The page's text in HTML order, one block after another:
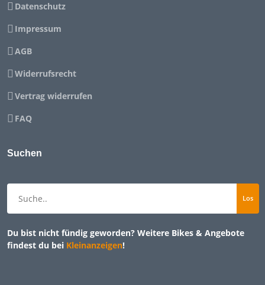
Datenschutz
Impressum
AGB
Widerrufsrecht
Vertrag widerrufen
FAQ
Suchen
Du bist nicht fündig geworden? Weitere Bikes & Angebote
findest du bei Kleinanzeigen!